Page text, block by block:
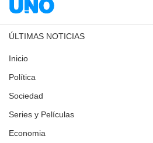
ÚLTIMAS NOTICIAS
Inicio
Política
Sociedad
Series y Películas
Economia